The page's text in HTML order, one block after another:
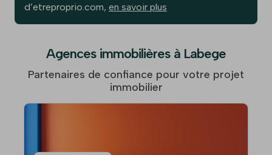
d’etreproprio.com, en savoir plus
Agences immobilières à Labege
Partenaires de confiance pour votre projet
immobilier